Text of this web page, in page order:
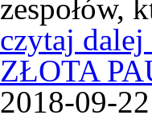
zespołów,
czytaj dalej
ZŁOTA
2018-09-